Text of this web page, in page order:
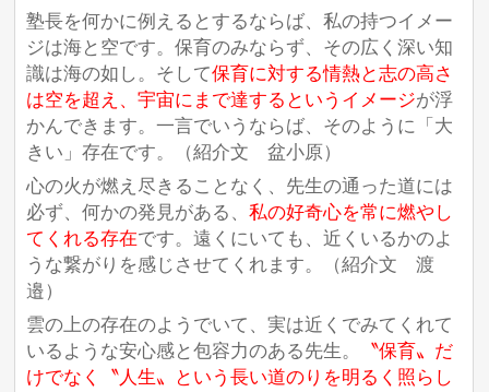
塾長を何かに例えるとするならば、私の持つイメー
ジは海と空です。保育のみならず、その広く深い知
識は海の如し。そして保育に対する情熱と志の高さ
は空を超え、宇宙にまで達するというイメージが浮
かんできます。一言でいうならば、そのように「大
きい」存在です。（紹介文 盆小原）
心の火が燃え尽きることなく、先生の通った道には
必ず、何かの発見がある、私の好奇心を常に燃やし
てくれる存在です。遠くにいても、近くいるかのよ
うな繋がりを感じさせてくれます。（紹介文 渡
邉）
雲の上の存在のようでいて、実は近くでみてくれて
いるような安心感と包容力のある先生。
〝保育〟だ
けでなく〝人生〟という長い道のりを明るく照らし